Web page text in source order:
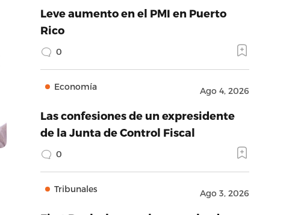
Leve aumento en el PMI en Puerto
Rico
0
Economía Ago 4, 2026
Las confesiones de un expresidente
de la Junta de Control Fiscal
0
Tribunales Ago 3, 2026